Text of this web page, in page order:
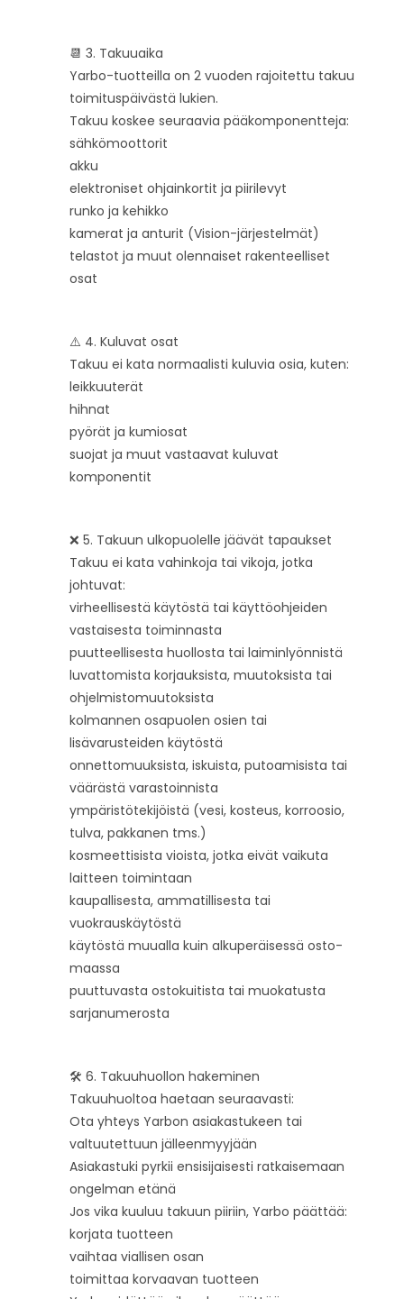
📆 3. Takuuaika
Yarbo-tuotteilla on 2 vuoden rajoitettu takuu
toimituspäivästä lukien.
Takuu koskee seuraavia pääkomponentteja:
sähkömoottorit
akku
elektroniset ohjainkortit ja piirilevyt
runko ja kehikko
kamerat ja anturit (Vision-järjestelmät)
telastot ja muut olennaiset rakenteelliset
osat
⚠️ 4. Kuluvat osat
Takuu ei kata normaalisti kuluvia osia, kuten:
leikkuuterät
hihnat
pyörät ja kumiosat
suojat ja muut vastaavat kuluvat
komponentit
❌ 5. Takuun ulkopuolelle jäävät tapaukset
Takuu ei kata vahinkoja tai vikoja, jotka
johtuvat:
virheellisestä käytöstä tai käyttöohjeiden
vastaisesta toiminnasta
puutteellisesta huollosta tai laiminlyönnistä
luvattomista korjauksista, muutoksista tai
ohjelmistomuutoksista
kolmannen osapuolen osien tai
lisävarusteiden käytöstä
onnettomuuksista, iskuista, putoamisista tai
väärästä varastoinnista
ympäristötekijöistä (vesi, kosteus, korroosio,
tulva, pakkanen tms.)
kosmeettisista vioista, jotka eivät vaikuta
laitteen toimintaan
kaupallisesta, ammatillisesta tai
vuokrauskäytöstä
käytöstä muualla kuin alkuperäisessä osto­
maassa
puuttuvasta ostokuitista tai muokatusta
sarjanumerosta
🛠️ 6. Takuuhuollon hakeminen
Takuuhuoltoa haetaan seuraavasti:
Ota yhteys Yarbon asiakastukeen tai
valtuutettuun jälleenmyyjään
Asiakastuki pyrkii ensisijaisesti ratkaisemaan
ongelman etänä
Jos vika kuuluu takuun piiriin, Yarbo päättää:
korjata tuotteen
vaihtaa viallisen osan
toimittaa korvaavan tuotteen